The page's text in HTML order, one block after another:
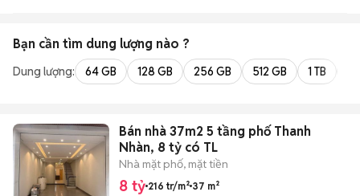
Bạn cần tìm dung lượng nào ?
Dung lượng: 64 GB 128 GB 256 GB 512 GB 1 TB
Bán nhà 37m2 5 tầng phố Thanh
Nhàn, 8 tỷ có TL
Nhà mặt phố, mặt tiền
8 tỷ 216 tr/m² 37 m²